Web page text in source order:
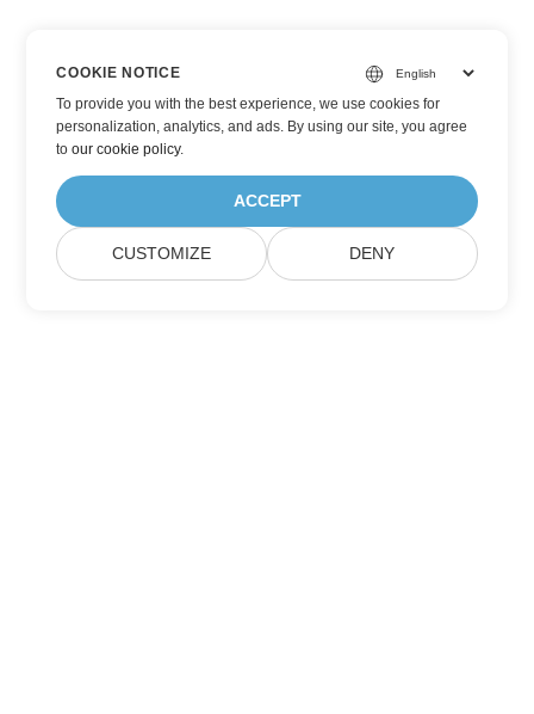
COOKIE NOTICE
To provide you with the best experience, we use cookies for
personalization, analytics, and ads. By using our site, you agree
toour cookie policy.
ACCEPT
CUSTOMIZE DENY